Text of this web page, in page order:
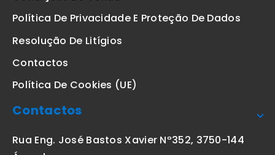
Política De Privacidade E Proteção De Dados
Resolução De Litígios
Contactos
Política De Cookies (UE)
Contactos
Rua Eng. José Bastos Xavier Nº352, 3750-144